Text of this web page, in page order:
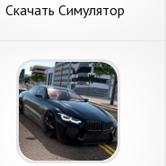
Скачать Симулятор